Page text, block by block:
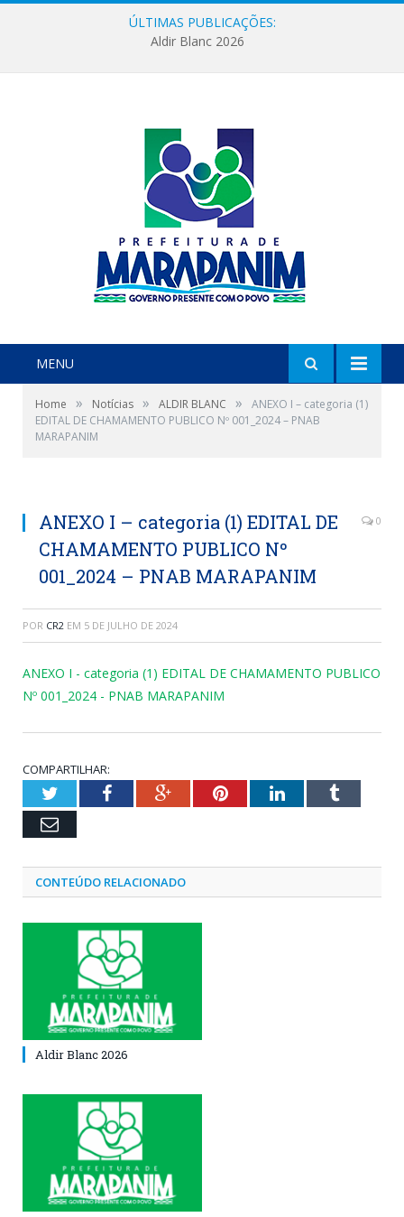
ÚLTIMAS PUBLICAÇÕES:
Aldir Blanc 2026
MENU
Home » Notícias » ALDIR BLANC »
ANEXO I – categoria (1)
EDITAL DE CHAMAMENTO PUBLICO Nº 001_2024 – PNAB
MARAPANIM
ANEXO I – categoria (1) EDITAL DE
CHAMAMENTO PUBLICO Nº
001_2024 – PNAB MARAPANIM
0
POR CR2 EM 5 DE JULHO DE 2024
ANEXO I - categoria (1) EDITAL DE CHAMAMENTO PUBLICO
Nº 001_2024 - PNAB MARAPANIM
COMPARTILHAR:
TwitterFacebookGoogle+PinterestLinkedInTumblr
Email
CONTEÚDO RELACIONADO
Aldir Blanc 2026